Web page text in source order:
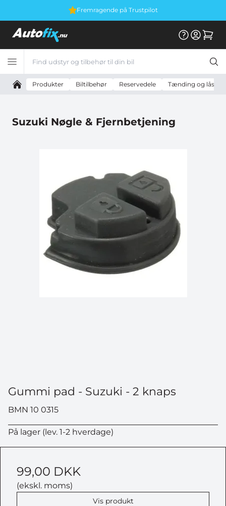
Fremragende på Trustpilot
Produkter Biltilbehør Reservedele Tænding og lås
Suzuki Nøgle & Fjernbetjening
Gummi pad - Suzuki - 2 knaps
BMN 10 0315
På lager (lev. 1-2 hverdage)
99,00 DKK
(ekskl. moms)
Vis produkt